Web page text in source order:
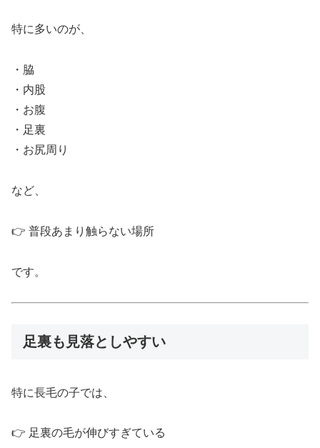
特に多いのが、
・脇
・内股
・お腹
・足裏
・お尻周り
など、
👉 普段あまり触らない場所
です。
足裏も見落としやすい
特に長毛の子では、
👉 足裏の毛が伸びすぎている